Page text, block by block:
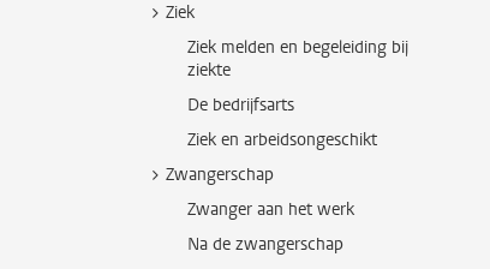
Ziek
Ziek melden en begeleiding bij
ziekte
De bedrijfsarts
Ziek en arbeidsongeschikt
Zwangerschap
Zwanger aan het werk
Na de zwangerschap